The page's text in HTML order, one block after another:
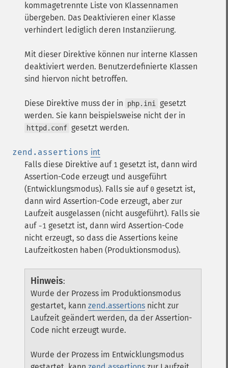
kommagetrennte Liste von Klassennamen
übergeben. Das Deaktivieren einer Klasse
verhindert lediglich deren Instanziierung.
Mit dieser Direktive können nur interne Klassen
deaktiviert werden. Benutzerdefinierte Klassen
sind hiervon nicht betroffen.
Diese Direktive muss der in php.ini
gesetzt
werden. Sie kann beispielsweise nicht der in
httpd.conf gesetzt werden.
zend.assertions int
Falls diese Direktive auf 1 gesetzt ist, dann wird
Assertion-Code erzeugt und ausgeführt
(Entwicklungsmodus). Falls sie auf 0 gesetzt ist,
dann wird Assertion-Code erzeugt, aber zur
Laufzeit ausgelassen (nicht ausgeführt). Falls sie
auf -1 gesetzt ist, dann wird Assertion-Code
nicht erzeugt, so dass die Assertions keine
Laufzeitkosten haben (Produktionsmodus).
Hinweis:
Wurde der Prozess im Produktionsmodus
gestartet, kann zend.assertions nicht zur
Laufzeit geändert werden, da der Assertion-
Code nicht erzeugt wurde.
Wurde der Prozess im Entwicklungsmodus